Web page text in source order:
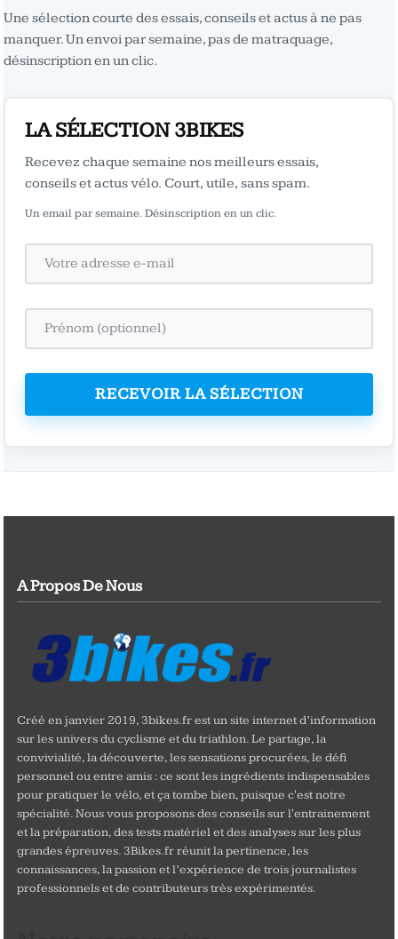
Une sélection courte des essais, conseils et actus à ne pas
manquer. Un envoi par semaine, pas de matraquage,
désinscription en un clic.
LA SÉLECTION 3BIKES
Recevez chaque semaine nos meilleurs essais,
conseils et actus vélo. Court, utile, sans spam.
Un email par semaine. Désinscription en un clic.
RECEVOIR LA SÉLECTION
A Propos De Nous
Créé en janvier 2019, 3bikes.fr est un site internet d’information
sur les univers du cyclisme et du triathlon. Le partage, la
convivialité, la découverte, les sensations procurées, le défi
personnel ou entre amis : ce sont les ingrédients indispensables
pour pratiquer le vélo, et ça tombe bien, puisque c'est notre
spécialité. Nous vous proposons des conseils sur l'entrainement
et la préparation, des tests matériel et des analyses sur les plus
grandes épreuves. 3Bikes.fr réunit la pertinence, les
connaissances, la passion et l’expérience de trois journalistes
professionnels et de contributeurs très expérimentés.